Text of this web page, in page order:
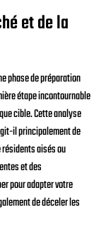
et de la
phase de préparation
étape incontournable
cible. Cette analyse
il principalement de
aisés ou
et des
pour adapter votre
de déceler les